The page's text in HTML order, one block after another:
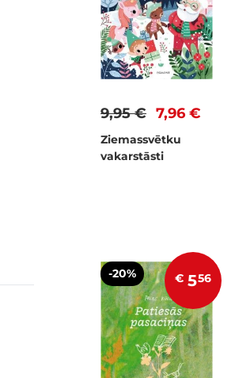
7,96 €
9,95 €
Ziemassvētku
vakarstāsti
-20% € 556